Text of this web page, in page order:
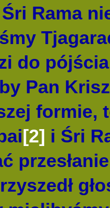
Rama
do
Pan
formie,
[2] i Śri